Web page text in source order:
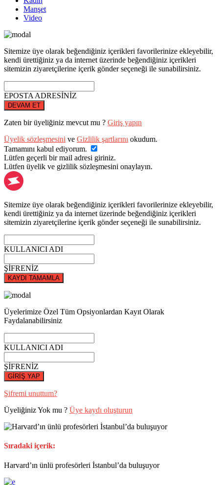
Manşet
Video
Sitemize üye olarak beğendiğiniz içerikleri favorilerinize ekleyebilir,
kendi ürettiğiniz ya da internet üzerinde beğendiğiniz içerikleri
sitemizin ziyaretçilerine içerik gönder seçeneği ile sunabilirsiniz.
EPOSTA ADRESİNİZ
DEVAM ET
Zaten bir üyeliğiniz mevcut mu ? Giriş yapın
Üyelik sözleşmesini ve Gizlilik şartlarını okudum.
Tamamını kabul ediyorum.
Lütfen geçerli bir mail adresi giriniz.
Lütfen üyelik ve gizlilik sözleşmesini onaylayın.
Sitemize üye olarak beğendiğiniz içerikleri favorilerinize ekleyebilir,
kendi ürettiğiniz ya da internet üzerinde beğendiğiniz içerikleri
sitemizin ziyaretçilerine içerik gönder seçeneği ile sunabilirsiniz.
KULLANICI ADI
ŞİFRENİZ
KAYDI TAMAMLA
Üyelerimize Özel Tüm Opsiyonlardan Kayıt Olarak
Faydalanabilirsiniz
KULLANICI ADI
ŞİFRENİZ
GİRİŞ YAP
Şifremi unuttum?
Üyeliğiniz Yok mu ? Üye kaydı oluşturun
Sıradaki içerik:
Harvard’ın ünlü profesörleri İstanbul’da buluşuyor